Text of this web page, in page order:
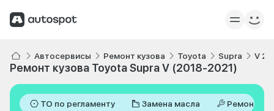
Автосервисы Ремонт кузова Toyota Supra V
Ремонт кузова Toyota Supra V (2018-2021)
ТО по регламенту Замена масла Ремонт